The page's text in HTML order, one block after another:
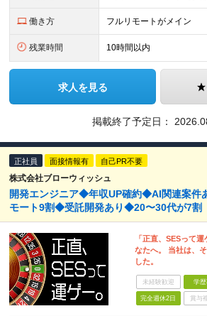
働き方 フルリモートがメイン
残業時間 10時間以内
求人を見る
掲載終了予定日：
正社員 面接情報有 自己PR不要
株式会社ブローウィッシュ
開発エンジニア◆年収UP確約◆AI関連案
モート9割◆受託開発あり◆20〜30代が7割
「正直、SESって
なたへ。 当社は、
した。
未経験歓迎 学歴
完全週休2日 賞与